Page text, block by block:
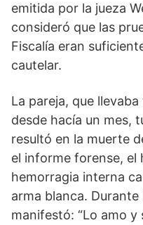
emitida por la jueza
consideró que las
Fiscalía eran
cautelar.
La pareja, que
desde hacía un mes,
resultó en la muerte
el informe forense, el
hemorragia interna
arma blanca. Durante
manifestó: “Lo amo y